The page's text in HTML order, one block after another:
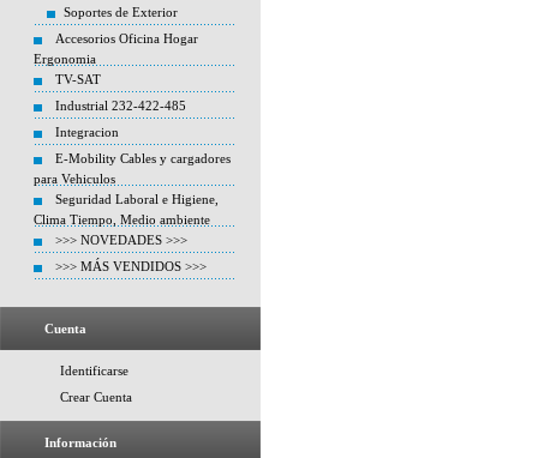
Soportes de Exterior
Accesorios Oficina Hogar
Ergonomia
TV-SAT
Industrial 232-422-485
Integracion
E-Mobility Cables y cargadores
para Vehiculos
Seguridad Laboral e Higiene,
Clima Tiempo, Medio ambiente
>>> NOVEDADES >>>
>>> MÁS VENDIDOS >>>
Cuenta
Identificarse
Crear Cuenta
Información